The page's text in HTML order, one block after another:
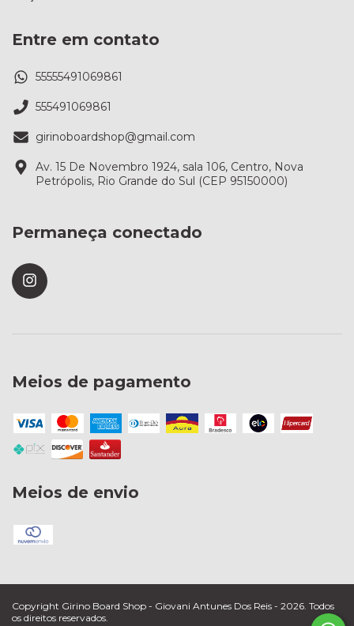
Entre em contato
55555491069861
555491069861
girinoboardshop@gmail.com
Av. 15 De Novembro 1924, sala 106, Centro, Nova
Petrópolis, Rio Grande do Sul (CEP 95150000)
Permaneça conectado
Meios de pagamento
Meios de envio
Copyright Girino Board Shop - Giovani Antunes Dos Reis - 2026. Todos
os direitos reservados.